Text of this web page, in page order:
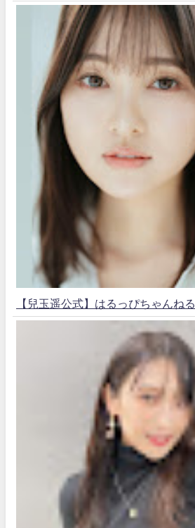
【兒玉遥公式】はるっぴちゃんねる